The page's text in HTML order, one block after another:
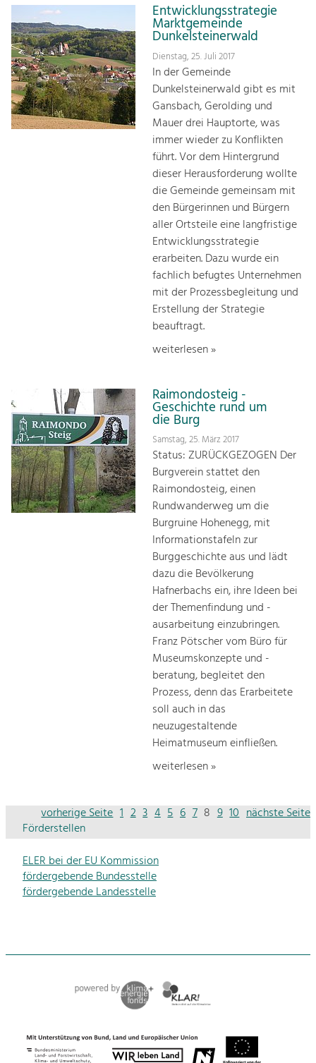
Entwicklungsstrategie
Marktgemeinde
Dunkelsteinerwald
Dienstag, 25. Juli 2017
In der Gemeinde
Dunkelsteinerwald gibt es mit
Gansbach, Gerolding und
Mauer drei Hauptorte, was
immer wieder zu Konflikten
führt. Vor dem Hintergrund
dieser Herausforderung wollte
die Gemeinde gemeinsam mit
den Bürgerinnen und Bürgern
aller Ortsteile eine langfristige
Entwicklungsstrategie
erarbeiten. Dazu wurde ein
fachlich befugtes Unternehmen
mit der Prozessbegleitung und
Erstellung der Strategie
beauftragt.
weiterlesen »
Raimondosteig -
Geschichte rund um
die Burg
Samstag, 25. März 2017
Status: ZURÜCKGEZOGEN Der
Burgverein stattet den
Raimondosteig, einen
Rundwanderweg um die
Burgruine Hohenegg, mit
Informationstafeln zur
Burggeschichte aus und lädt
dazu die Bevölkerung
Hafnerbachs ein, ihre Ideen bei
der Themenfindung und -
ausarbeitung einzubringen.
Franz Pötscher vom Büro für
Museumskonzepte und -
beratung, begleitet den
Prozess, denn das Erarbeitete
soll auch in das
neuzugestaltende
Heimatmuseum einfließen.
weiterlesen »
vorherige Seite 1 2 3 4 5 6 7 8 9 10 nächste Seite
Förderstellen
ELER bei der EU Kommission
fördergebende Bundesstelle
fördergebende Landesstelle